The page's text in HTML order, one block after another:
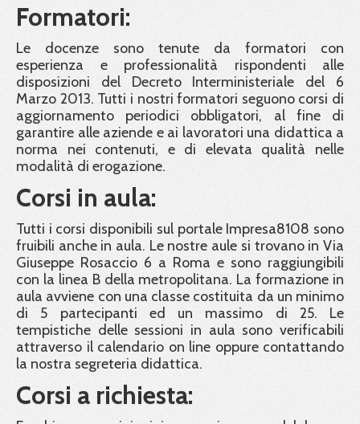
Formatori:
Le docenze sono tenute da formatori con
esperienza e professionalità rispondenti alle
disposizioni del Decreto Interministeriale del 6
Marzo 2013. Tutti i nostri formatori seguono corsi di
aggiornamento periodici obbligatori, al fine di
garantire alle aziende e ai lavoratori una didattica a
norma nei contenuti, e di elevata qualità nelle
modalità di erogazione.
Corsi in aula:
Tutti i corsi disponibili sul portale Impresa8108 sono
fruibili anche in aula. Le nostre aule si trovano in Via
Giuseppe Rosaccio 6 a Roma e sono raggiungibili
con la linea B della metropolitana. La formazione in
aula avviene con una classe costituita da un minimo
di 5 partecipanti ed un massimo di 25. Le
tempistiche delle sessioni in aula sono verificabili
attraverso il calendario on line oppure contattando
la nostra segreteria didattica.
Corsi a richiesta: